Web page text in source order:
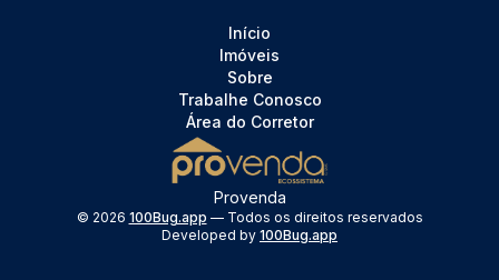
Início
Imóveis
Sobre
Trabalhe Conosco
Área do Corretor
Provenda
© 2026 100Bug.app — Todos os direitos reservados
Developed by 100Bug.app